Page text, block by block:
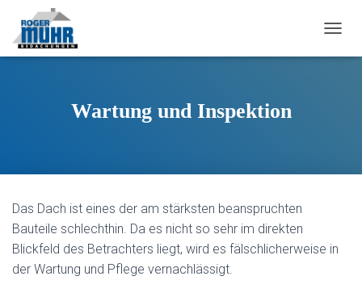
A
H
Wartung und Inspektion
Das Dach ist eines der am stärksten beanspruchten
Bauteile schlechthin. Da es nicht so sehr im direkten
Blickfeld des Betrachters liegt, wird es fälschlicherweise in
der Wartung und Pflege vernachlässigt.